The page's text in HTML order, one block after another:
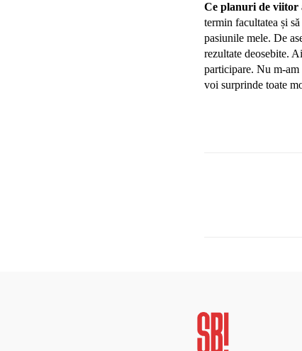
Ce planuri de viitor
termin facultatea și
pasiunile mele. De
rezultate deosebite.
participare. Nu m-am
voi surprinde toate